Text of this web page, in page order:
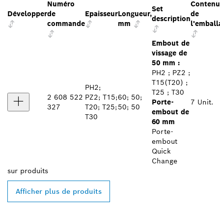
Développer
Numéro
de
commande
EpaisseurLongueur,
mm
Set
description
Contenu
de
2 608 522
327
PH2;
PZ2; T15;
T20; T25;
T30
60; 50;
50; 50
Embout de
vissage de
50 mm :
PH2 ; PZ2 ;
T15(T20) ;
T25 ; T30
Porte-
embout de
60 mm
Porte-
embout
Quick
Change
7 Unit.
sur produits
Afficher plus de produits